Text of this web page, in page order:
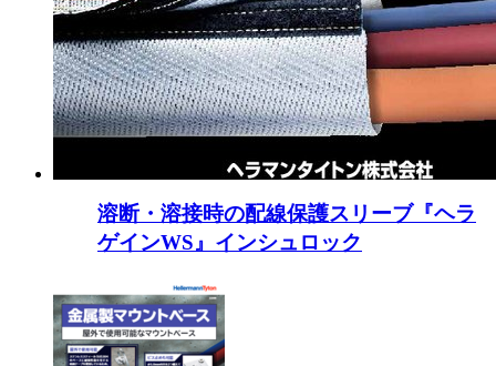
溶断・溶接時の配線保護スリーブ『ヘラ
ゲインWS』インシュロック